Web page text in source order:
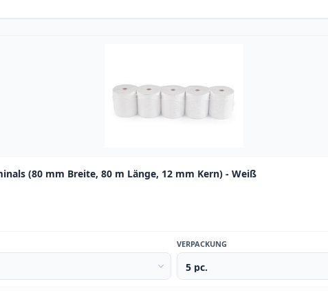
(80 mm Breite, 80 m Länge, 12 mm Kern) - Weiß
VERPACKUNG